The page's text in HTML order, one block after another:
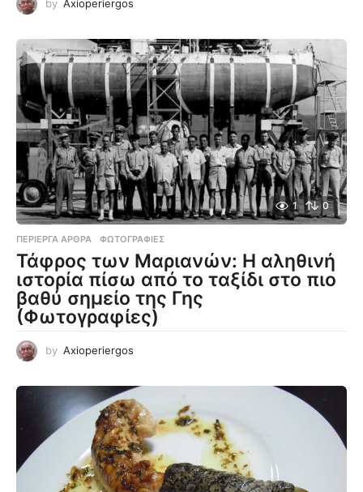
by Axioperiergos
1 0
ΠΕΡΊΕΡΓΑ ΆΡΘΡΑ ,ΦΩΤΟΓΡΑΦΊΕΣ
Τάφρος των Μαριανών: Η αληθινή
ιστορία πίσω από το ταξίδι στο πιο
βαθύ σημείο της Γης
(Φωτογραφίες)
by Axioperiergos